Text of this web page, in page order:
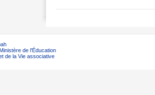
de l'Éducation
de la Vie associative